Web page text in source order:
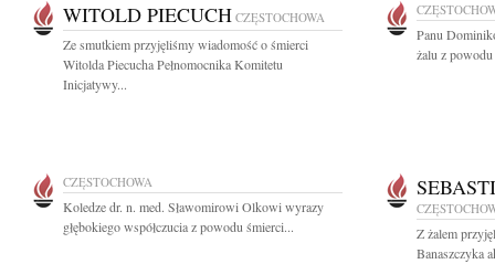
WITOLD PIECUCH CZĘSTOCHOWA
Ze smutkiem przyjęliśmy wiadomość o śmierci
Witolda Piecucha Pełnomocnika Komitetu
Inicjatywy...
Panu
żalu z powodu
CZĘSTOCHOWA
Koledze dr. n. med. Sławomirowi Olkowi wyrazy
głębokiego współczucia z powodu śmierci...
Z żalem
Banaszczyka